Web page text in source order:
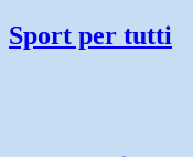
Sport per tutti